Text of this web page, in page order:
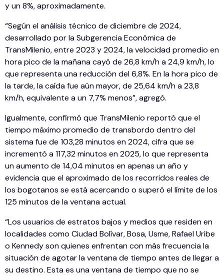
y un 8%, aproximadamente.
“Según el análisis técnico de diciembre de 2024,
desarrollado por la Subgerencia Económica de
TransMilenio, entre 2023 y 2024, la velocidad promedio en
hora pico de la mañana cayó de 26,8 km/h a 24,9 km/h, lo
que representa una reducción del 6,8%. En la hora pico de
la tarde, la caída fue aún mayor, de 25,64 km/h a 23,8
km/h, equivalente a un 7,7% menos”, agregó.
Igualmente, confirmó que TransMilenio reportó que el
tiempo máximo promedio de transbordo dentro del
sistema fue de 103,28 minutos en 2024, cifra que se
incrementó a 117,32 minutos en 2025, lo que representa
un aumento de 14,04 minutos en apenas un año y
evidencia que el aproximado de los recorridos reales de
los bogotanos se está acercando o superó el límite de los
125 minutos de la ventana actual.
“Los usuarios de estratos bajos y medios que residen en
localidades como Ciudad Bolívar, Bosa, Usme, Rafael Uribe
o Kennedy son quienes enfrentan con más frecuencia la
situación de agotar la ventana de tiempo antes de llegar a
su destino. Esta es una ventana de tiempo que no se